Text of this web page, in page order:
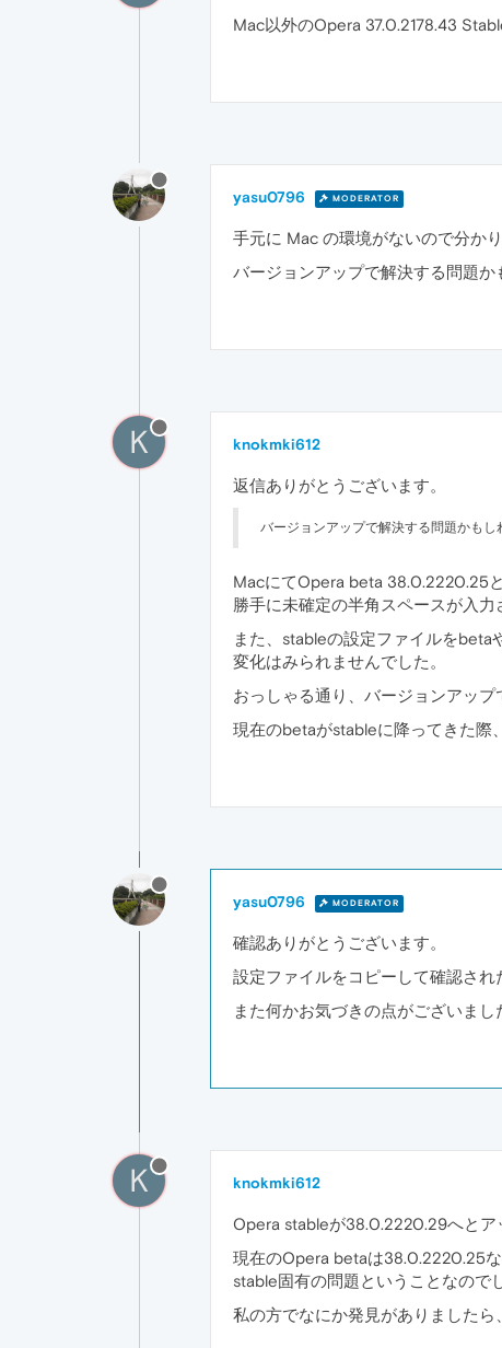
Mac以外のOpera 37.0.2178.43
yasu0796 MODERATOR
手元に Mac の環境がないので分か
バージョンアップで解決する問題
K knokmki612
返信ありがとうございます。
バージョンアップで解決する問題かも
MacにてOpera beta 38.0.2220.25
勝手に未確定の半角スペースが入力
また、stableの設定ファイルをbeta
変化はみられませんでした。
おっしゃる通り、バージョンアップ
現在のbetaがstableに降ってきた際
yasu0796 MODERATOR
確認ありがとうございます。
設定ファイルをコピーして確認され
また何かお気づきの点がございまし
K knokmki612
Opera stableが38.0.2220.29へとア
現在のOpera betaは38.0.2220.25
stable固有の問題ということなので
私の方でなにか発見がありましたら